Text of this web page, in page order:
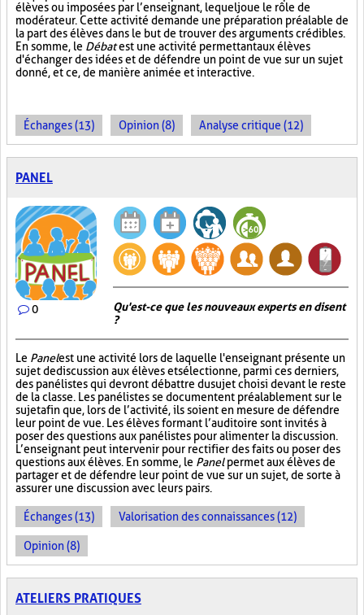
élèves ou imposées par l’enseignant, lequel joue le rôle de
modérateur. Cette activité demande une préparation préalable de
la part des élèves dans le but de trouver des arguments crédibles.
En somme, le Débatest une activité permettant aux élèves
d'échanger des idées et de défendre un point de vue sur un sujet
donné, et ce, de manière animée et interactive.
Échanges (13) Opinion (8) Analyse critique (12)
PANEL
0
Qu'est-ce que les nouveaux experts en disent
?
Le Panelest une activité lors de laquelle l'enseignant présente un
sujet de discussion aux élèves et sélectionne, parmi ces derniers,
des panélistes qui devront débattre du sujet choisi devant le reste
de la classe. Les panélistes se documentent préalablement sur le
sujet afin que, lors de l’activité, ils soient en mesure de défendre
leur point de vue. Les élèves formant l’auditoire sont invités à
poser des questions aux panélistes pour alimenter la discussion.
L’enseignant peut intervenir pour rectifier des faits ou poser des
questions aux élèves. En somme, le Panelpermet aux élèves de
partager et de défendre leur point de vue sur un sujet, de sorte à
assurer une discussion avec leurs pairs.
Échanges (13) Valorisation des connaissances (12)
Opinion (8)
ATELIERS PRATIQUES